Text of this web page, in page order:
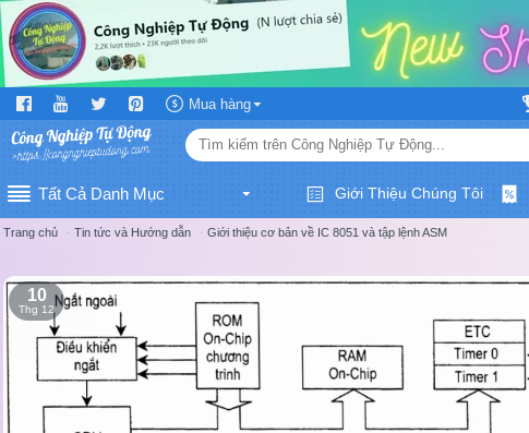
Mua hàng
Tất Cả Danh Mục Giới Thiệu Chúng Tôi
Trang chủ Tin tức và Hướng dẫn Giới thiệu cơ bản về IC 8051 và tập lệnh ASM
10
Thg 12